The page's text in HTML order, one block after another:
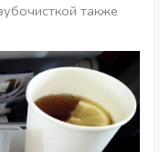
также